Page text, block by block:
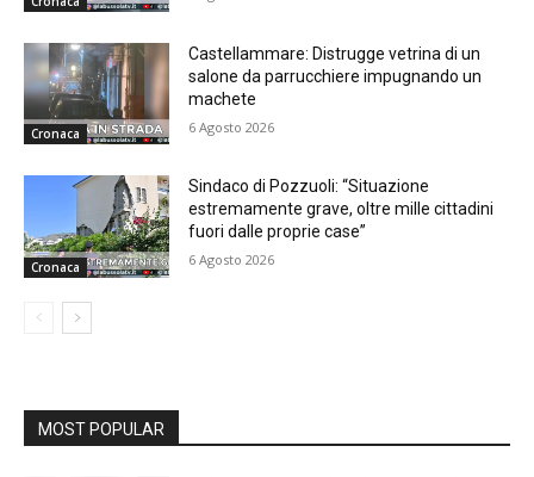
Cronaca
Castellammare: Distrugge vetrina di un
salone da parrucchiere impugnando un
machete
6 Agosto 2026
Cronaca
Sindaco di Pozzuoli: “Situazione
estremamente grave, oltre mille cittadini
fuori dalle proprie case”
6 Agosto 2026
MOST POPULAR